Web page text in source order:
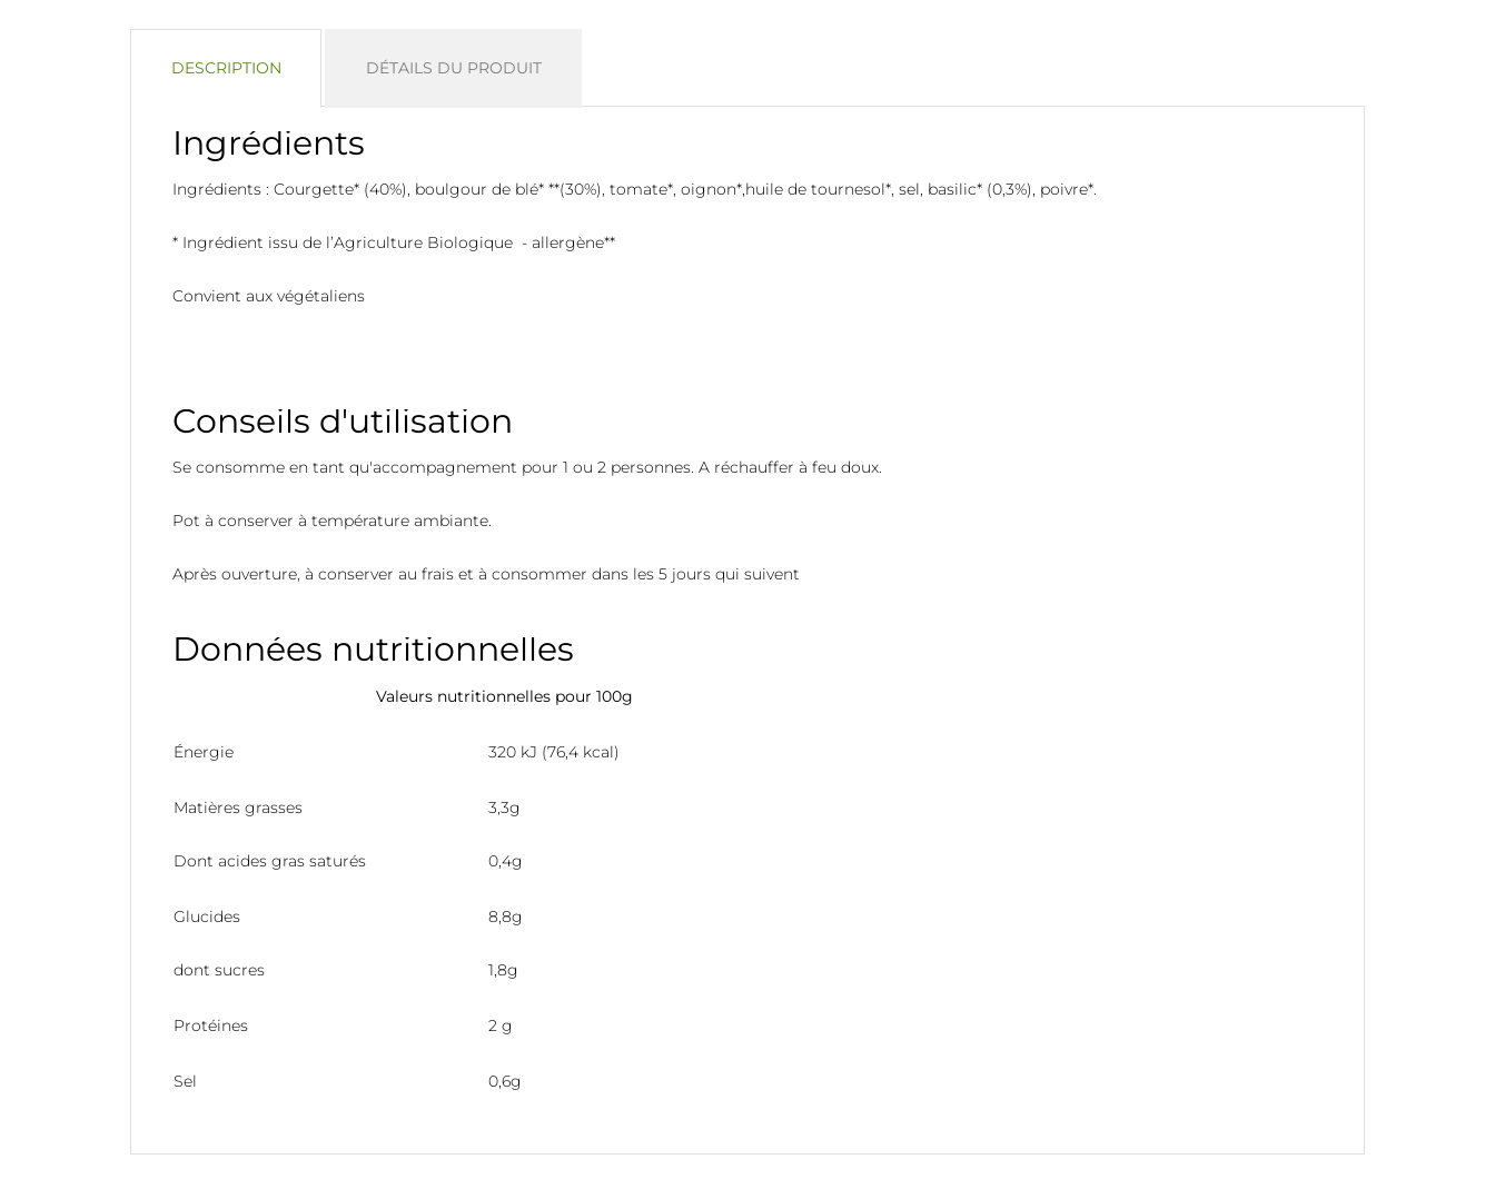
DESCRIPTION DÉTAILS DU PRODUIT
Ingrédients
Ingrédients : Courgette* (40%), boulgour de blé* **(30%), tomate*, oignon*,huile de tournesol*, sel, basilic* (0,3%), poivre*.
* Ingrédient issu de l’Agriculture Biologique - allergène**
Convient aux végétaliens
Conseils d'utilisation
Se consomme en tant qu'accompagnement pour 1 ou 2 personnes. A réchauffer à feu doux.
Pot à conserver à température ambiante.
Après ouverture, à conserver au frais et à consommer dans les 5 jours qui suivent
Données nutritionnelles
Valeurs nutritionnelles pour 100g
Énergie 320 kJ (76,4 kcal)
Matières grasses
Dont acides gras saturés
3,3g
0,4g
Glucides
dont sucres
8,8g
1,8g
Protéines 2 g
Sel 0,6g